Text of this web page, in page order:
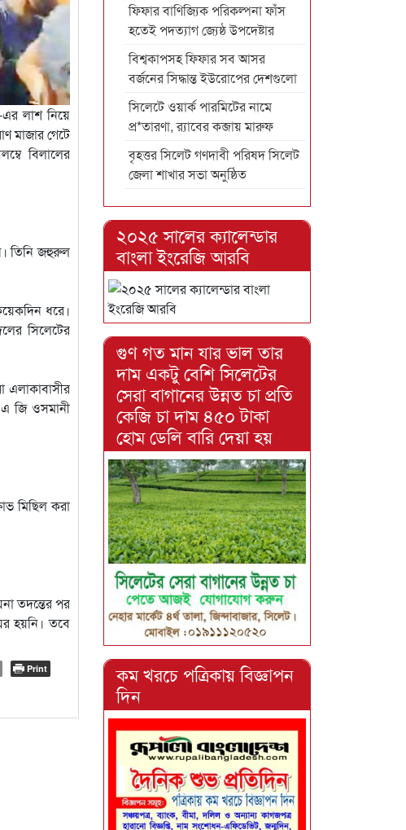
এর লাশ নিয়ে
মাজার গেটে
বিলালের
তিনি জহুরুল
ধরে।
সিলেটের
এলাকাবাসীর
জি ওসমানী
মিছিল করা
তদন্তের পর
হয়নি। তবে
Print
ফিফার বাণিজ্যিক পরিকল্পনা ফাঁস
হতেই পদত্যাগ জ্যেষ্ঠ উপদেষ্টার
বিশ্বকাপসহ ফিফার সব আসর
বর্জনের সিদ্ধান্ত ইউরোপের দেশগুলো
সিলেটে ওয়ার্ক পারমিটের নামে
প্র*তারণা, র‌্যাবের কব্জায় মারুফ
বৃহত্তর সিলেট গণদাবী পরিষদ সিলেট
জেলা শাখার সভা অনুষ্ঠিত
২০২৫ সালের ক্যালেন্ডার
বাংলা ইংরেজি আরবি
গুণ গত মান যার ভাল তার
দাম একটু বেশি সিলেটের
সেরা বাগানের উন্নত চা প্রতি
কেজি চা দাম ৪৫০ টাকা
হোম ডেলি বারি দেয়া হয়
কম খরচে পত্রিকায় বিজ্ঞাপন
দিন